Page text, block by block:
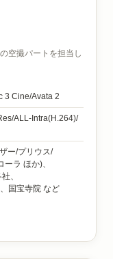
空撮パートを担当し
3 Cine/Avata 2
ALL-Intra(H.264)/
ー/プリウス/
ーラ ほか)、
、
国宝寺院 など